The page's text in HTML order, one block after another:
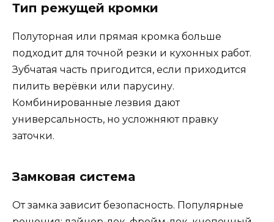
Тип режущей кромки
Полуторная или прямая кромка больше
подходит для точной резки и кухонных работ.
Зубчатая часть пригодится, если приходится
пилить верёвки или парусину.
Комбинированные лезвия дают
универсальность, но усложняют правку
заточки.
Замковая система
От замка зависит безопасность. Популярные